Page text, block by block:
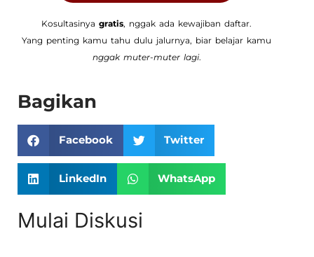
Kosultasinya gratis, nggak ada kewajiban daftar.
Yang penting kamu tahu dulu jalurnya, biar belajar kamu
nggak muter-muter lagi.
Bagikan
Facebook Twitter
LinkedIn WhatsApp
Mulai Diskusi